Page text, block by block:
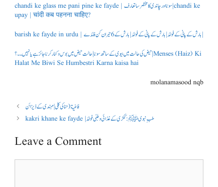
chandi ke glass me pani pine ke fayde | سونا اور چاندی کا مختصر سا تعارف | chandi ke
upay | चांदी कब पहनना चाहिए?
barish ke fayde in urdu | بارش کے پانی کے فوائد | بارش کے پانی کے فوائد | بارش کے 6 حیران کن فائدے |
حیض کی حالت میں بیوی کے ساتھ سونا | حالت حیض میں بوس و کنار کرنا جائز ہے یا نہیں ۔۔؟ | Menses (Haiz) Ki
Halat Me Biwi Se Humbestri Karna kaisa hai
molanamasood nqb
فاغیة( حنا کی کلی | مہندی کے ڈیزائن
kakri khane ke fayde |طبِ نبویﷺ: ککڑی کے غذائی و طبّی فوائد
Leave a Comment